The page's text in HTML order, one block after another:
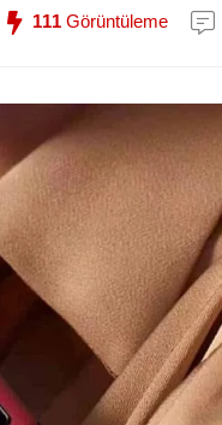
111 Görüntüleme